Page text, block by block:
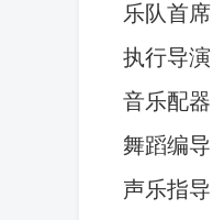
乐队首
执行导
音乐配
舞蹈编
声乐指